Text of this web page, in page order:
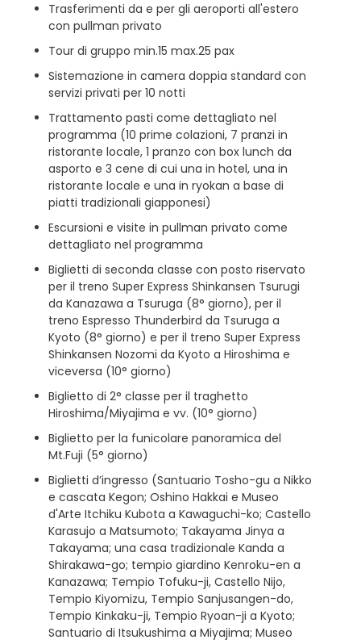
Trasferimenti da e per gli aeroporti all'estero
con pullman privato
Tour di gruppo min.15 max.25 pax
Sistemazione in camera doppia standard con
servizi privati per 10 notti
Trattamento pasti come dettagliato nel
programma (10 prime colazioni, 7 pranzi in
ristorante locale, 1 pranzo con box lunch da
asporto e 3 cene di cui una in hotel, una in
ristorante locale e una in ryokan a base di
piatti tradizionali giapponesi)
Escursioni e visite in pullman privato come
dettagliato nel programma
Biglietti di seconda classe con posto riservato
per il treno Super Express Shinkansen Tsurugi
da Kanazawa a Tsuruga (8° giorno), per il
treno Espresso Thunderbird da Tsuruga a
Kyoto (8° giorno) e per il treno Super Express
Shinkansen Nozomi da Kyoto a Hiroshima e
viceversa (10° giorno)
Biglietto di 2° classe per il traghetto
Hiroshima/Miyajima e vv. (10° giorno)
Biglietto per la funicolare panoramica del
Mt.Fuji (5° giorno)
Biglietti d’ingresso (Santuario Tosho-gu a Nikko
e cascata Kegon; Oshino Hakkai e Museo
d'Arte Itchiku Kubota a Kawaguchi-ko; Castello
Karasujo a Matsumoto; Takayama Jinya a
Takayama; una casa tradizionale Kanda a
Shirakawa-go; tempio giardino Kenroku-en a
Kanazawa; Tempio Tofuku-ji, Castello Nijo,
Tempio Kiyomizu, Tempio Sanjusangen-do,
Tempio Kinkaku-ji, Tempio Ryoan-ji a Kyoto;
Santuario di Itsukushima a Miyajima; Museo